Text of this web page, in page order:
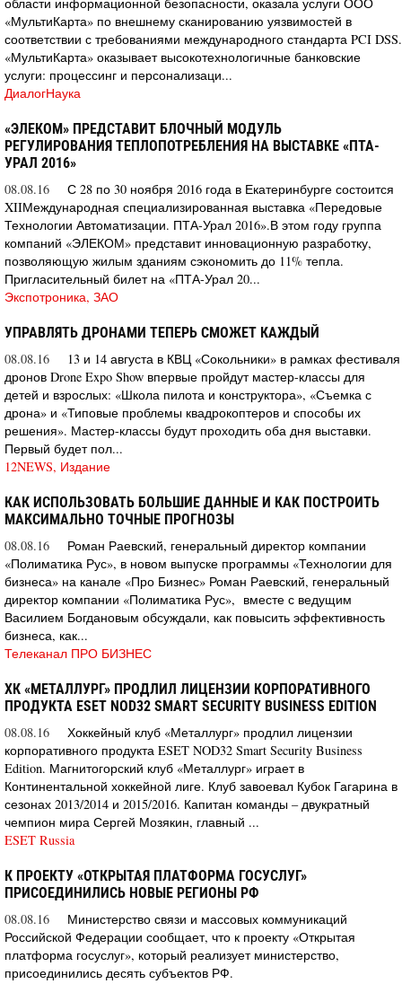
«МультиКарта» по внешнему сканированию уязвимостей в
соответствии с требованиями международного стандарта PCI DSS.
«МультиКарта» оказывает высокотехнологичные банковские
услуги: процессинг и персонализаци...
ДиалогНаука
«ЭЛЕКОМ» ПРЕДСТАВИТ БЛОЧНЫЙ МОДУЛЬ
РЕГУЛИРОВАНИЯ ТЕПЛОПОТРЕБЛЕНИЯ НА ВЫСТАВКЕ «ПТА-
УРАЛ 2016»
08.08.16
С 28 по 30 ноября 2016 года в Екатеринбурге состоится
XIIМеждународная специализированная выставка «Передовые
Технологии Автоматизации. ПТА-Урал 2016».В этом году группа
компаний «ЭЛЕКОМ» представит инновационную разработку,
позволяющую жилым зданиям сэкономить до 11% тепла.
Пригласительный билет на «ПТА-Урал 20...
Экспотроника, ЗАО
УПРАВЛЯТЬ ДРОНАМИ ТЕПЕРЬ СМОЖЕТ КАЖДЫЙ
08.08.16
13 и 14 августа в КВЦ «Сокольники» в рамках фестиваля
дронов Drone Expo Show впервые пройдут мастер-классы для
детей и взрослых: «Школа пилота и конструктора», «Съемка с
дрона» и «Типовые проблемы квадрокоптеров и способы их
решения». Мастер-классы будут проходить оба дня выставки.
Первый будет пол...
12NEWS, Издание
КАК ИСПОЛЬЗОВАТЬ БОЛЬШИЕ ДАННЫЕ И КАК ПОСТРОИТЬ
МАКСИМАЛЬНО ТОЧНЫЕ ПРОГНОЗЫ
08.08.16
Роман Раевский, генеральный директор компании
«Полиматика Рус», в новом выпуске программы «Технологии для
бизнеса» на канале «Про Бизнес» Роман Раевский, генеральный
директор компании «Полиматика Рус», вместе с ведущим
Василием Богдановым обсуждали, как повысить эффективность
бизнеса, как...
Телеканал ПРО БИЗНЕС
ХК «МЕТАЛЛУРГ» ПРОДЛИЛ ЛИЦЕНЗИИ КОРПОРАТИВНОГО
ПРОДУКТА ESET NOD32 SMART SECURITY BUSINESS EDITION
08.08.16
Хоккейный клуб «Металлург» продлил лицензии
корпоративного продукта ESET NOD32 Smart Security Business
Edition. Магнитогорский клуб «Металлург» играет в
Континентальной хоккейной лиге. Клуб завоевал Кубок Гагарина в
сезонах 2013/2014 и 2015/2016. Капитан команды – двукратный
чемпион мира Сергей Мозякин, главный ...
ESET Russia
К ПРОЕКТУ «ОТКРЫТАЯ ПЛАТФОРМА ГОСУСЛУГ»
ПРИСОЕДИНИЛИСЬ НОВЫЕ РЕГИОНЫ РФ
08.08.16
Министерство связи и массовых коммуникаций
Российской Федерации сообщает, что к проекту «Открытая
платформа госуслуг», который реализует министерство,
присоединились десять субъектов РФ.